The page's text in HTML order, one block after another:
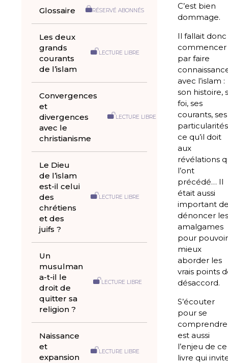
Glossaire RÉSERVÉ ABONNÉS
Les deux
grands
courants
de l’islam
LECTURE LIBRE
Convergences
et
divergences
avec le
christianisme
LECTURE LIBRE
Le Dieu
de l’islam
est-il celui
des
chrétiens
et des
juifs ?
LECTURE LIBRE
Un
musulman
a-t-il le
droit de
quitter sa
religion ?
LECTURE LIBRE
Naissance
et
expansion
LECTURE LIBRE
C’est bien
dommage.
Il fallait donc
commencer
par faire
avec l’islam :
son histoire,
foi, ses
courants, ses
ce qu’il doit
aux
révélations
l’ont
précédé… Il
était aussi
important
dénoncer
amalgames
pour pouvoir
mieux
aborder les
vrais points
désaccord.
S’écouter
pour se
comprendre
est aussi
l’enjeu de ce
livre qui